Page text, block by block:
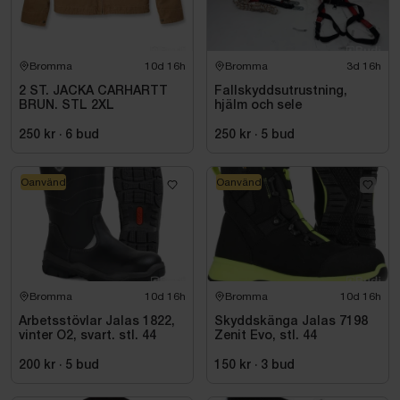
Bromma 10d 16h
2 ST. JACKA CARHARTT
BRUN. STL 2XL
250 kr · 6 bud
Bromma 3d 16h
Fallskyddsutrustning,
hjälm och sele
250 kr · 5 bud
Bromma 10d 16h
Arbetsstövlar Jalas 1822,
vinter O2, svart. stl. 44
200 kr · 5 bud
Oanvänd
Bromma 10d 16h
Skyddskänga Jalas 7198
Zenit Evo, stl. 44
150 kr · 3 bud
Oanvänd